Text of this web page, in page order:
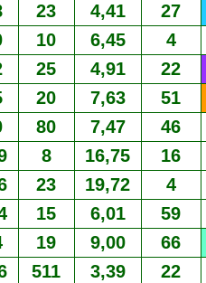
23 4,41 27
10 6,45 4
25 4,91 22
20 7,63 51
80 7,47 46
8 16,75 16
23 19,72 4
15 6,01 59
19 9,00 66
511 3,39 22